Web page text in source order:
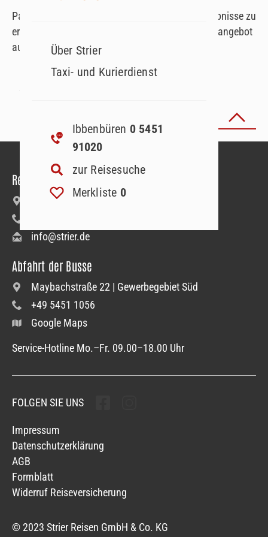
Über Strier
Taxi- und Kurierdienst
Ibbenbüren 0 5451
91020
zur Reisesuche
Merkliste 0
Passen Sie Ihre Suchparameter an, um Suchergebnisse zu
erhalten. Oder lassen Sie sich von unserem Reiseangebot
auf der Startseite inspirieren!
Reiseanmeldung
Bäumerstraße 9–11 | 49477 Ibbenbüren
info@strier.de
Abfahrt der Busse
Maybachstraße 22 | Gewerbegebiet Süd
+49 5451 1056
Google Maps
Service-Hotline Mo.–Fr. 09.00–18.00 Uhr
© 2023 Strier Reisen GmbH & Co. KG
Impressum
Datenschutzerklärung
AGB
Formblatt
Widerruf Reiseversicherung
FOLGEN SIE UNS